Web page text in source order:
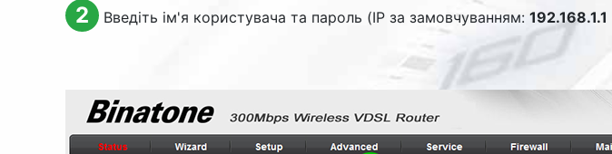
2 Введіть ім'я користувача та пароль (IP за замовчуванням: 192.168.1.1